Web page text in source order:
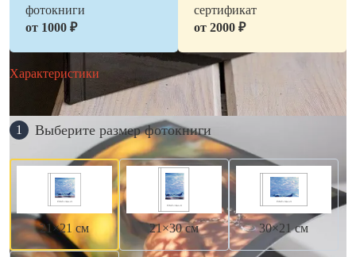
фотокниги
от 1000 ₽
сертификат
от 2000 ₽
Характеристики
1 Выберите размер фотокниги
21×21 см 21×30 см 30×21 см